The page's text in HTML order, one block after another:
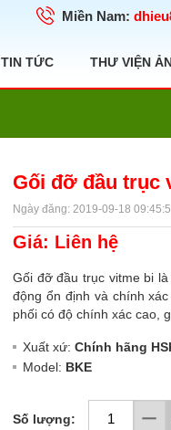
Miền Nam:
TIN TỨC THƯ VIỆN
Gối đỡ đầu trục
Ngày đăng: 2019-09-18
Giá: Liên hệ
Gối đỡ đầu trục vitme bi
động ổn định và chính
phối có độ chính xác cao,
Xuất xứ: Chính hãng
Model: BKE
Số lượng: